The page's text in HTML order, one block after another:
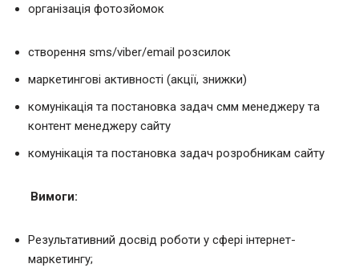
організація фотозйомок
створення sms/viber/email розсилок
маркетингові активності (акції, знижки)
комунікація та постановка задач смм менеджеру та
контент менеджеру сайту
комунікація та постановка задач розробникам сайту
Вимоги:
Результативний досвід роботи у сфері інтернет-
маркетингу;